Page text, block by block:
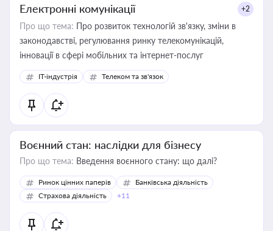
Електронні комунікації +2
Про що тема: Про розвиток технологій зв'язку, зміни в
законодавстві, регулювання ринку телекомунікацій,
інновації в сфері мобільних та інтернет-послуг
IT-індустрія Телеком та зв'язок
Воєнний стан: наслідки для бізнесу
Про що тема: Введення воєнного стану: що далі?
Ринок цінних паперів
Банківська діяльність
Страхова діяльність
+11